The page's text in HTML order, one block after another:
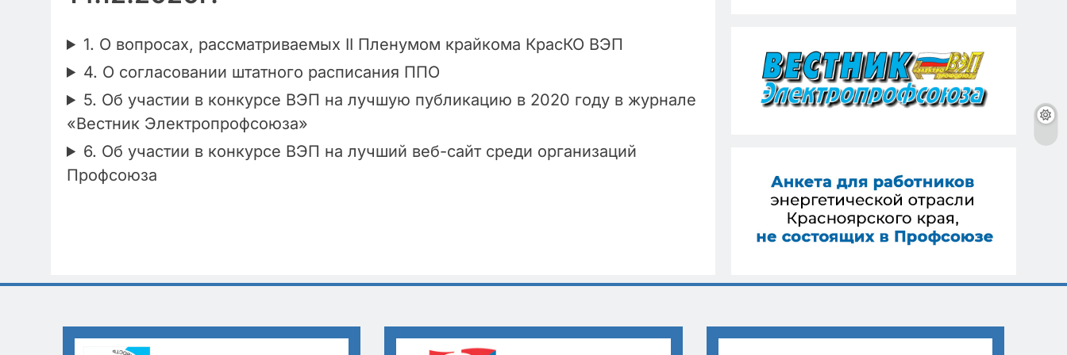
1. О вопросах, рассматриваемых II Пленумом крайкома КрасКО ВЭП
4. О согласовании штатного расписания ППО
5. Об участии в конкурсе ВЭП на лучшую публикацию в 2020 году в журнале
«Вестник Электропрофсоюза»
6. Об участии в конкурсе ВЭП на лучший веб-сайт среди организаций
Профсоюза